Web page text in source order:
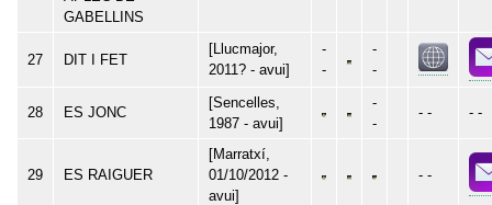
GABELLINS
27 DIT I FET
[Llucmajor,
2011? - avui]
-
-
-
-
28 ES JONC
[Sencelles,
1987 - avui]
-
-
- - - -
29 ES RAIGUER
[Marratxí,
01/10/2012 -
avui]
- -